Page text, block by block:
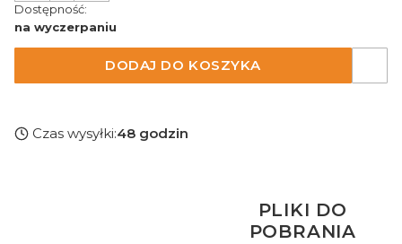
Dostępność:
na wyczerpaniu
DODAJ DO KOSZYKA
Czas wysyłki:48 godzin
PLIKI DO
POBRANIA